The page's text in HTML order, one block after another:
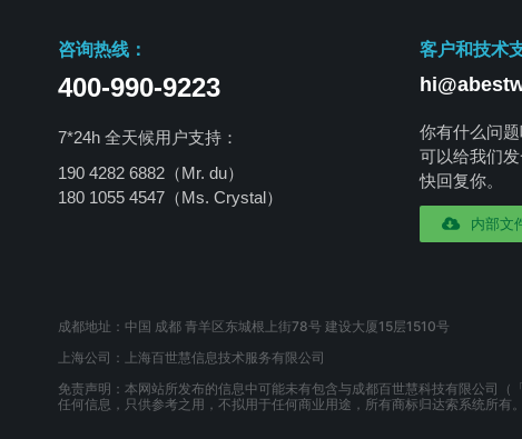
咨询热线：
400-990-9223
7*24h 全天候用户支持：
190 4282 6882（Mr. du）
180 1055 4547 （Ms. Crystal）
客户和技术
你有什么问题
可以给我们
快回复你。
内部文
成都地址：中国 成都 青羊区东城根上街78号 建设大厦15层1510号
上海公司：上海百世慧信息技术服务有限公司
免责声明：本网站所发布的信息中可能未有包含与成都百世慧科技有限公司
任何信息，只供参考之用，不拟用于任何商业用途，所有商标归达索系统所